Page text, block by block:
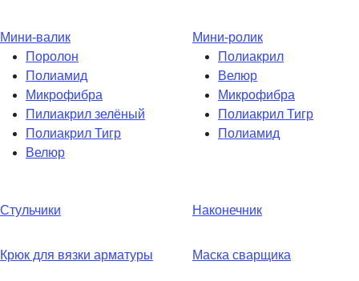
Мини-валик
Поролон
Полиамид
Микрофибра
Пилиакрил зелёный
Полиакрил Тигр
Велюр
Мини-ролик
Полиакрил
Велюр
Микрофибра
Полиакрил Тигр
Полиамид
Стульчики Наконечник
Крюк для вязки арматуры Маска сварщика